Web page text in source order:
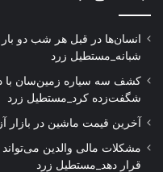
انسان‌ها در قبل هر شب دو بار
شبانه_مستطیل زرد
کشف سه سیاره زمین‌سان با
شگفت‌زده کرد_مستطیل زرد
آخرین قیمت ماشین در بازار آزاد جمعه ۹ آبان
مشکلات مالی والدین می‌تواند
قرار دهد_مستطیل زرد